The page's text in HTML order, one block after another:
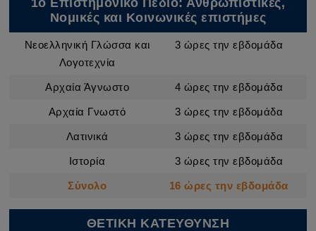
Νομικές και Κοινωνικές επιστήμες
Νεοελληνική Γλώσσα και
Λογοτεχνία
3 ώρες την εβδομάδα
Αρχαία Άγνωστο 4 ώρες την εβδομάδα
Αρχαία Γνωστό 3 ώρες την εβδομάδα
Λατινικά 3 ώρες την εβδομάδα
Ιστορία 3 ώρες την εβδομάδα
Σύνολο 16 ώρες την εβδομάδα
ΘΕΤΙΚΗ ΚΑΤΕΥΘΥΝΣΗ